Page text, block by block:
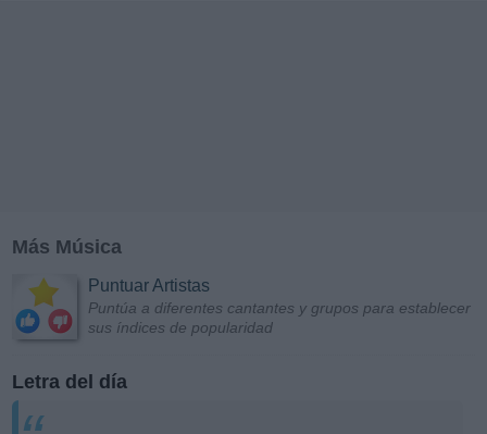
Más Música
Puntuar Artistas
Puntúa a diferentes cantantes y grupos para establecer
sus índices de popularidad
Letra del día